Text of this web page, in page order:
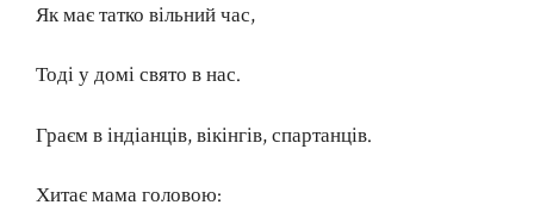
Як має татко вільний час,
Тоді у домі свято в нас.
Граєм в індіанців, вікінгів, спартанців.
Хитає мама головою: